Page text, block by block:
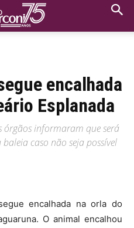
encalhada
Esplanada
informaram que será
caso não seja possível
encalhada na orla do
O animal encalhou